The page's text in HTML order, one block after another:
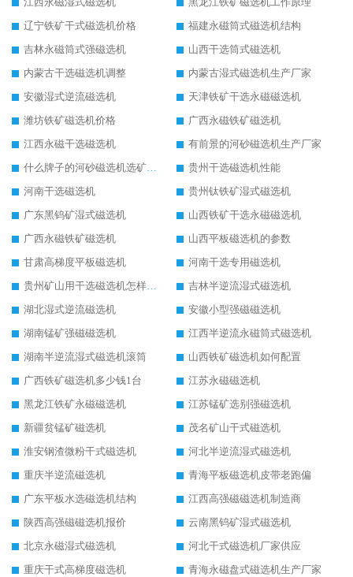
辽宁铁矿干式磁选机价格
福建永磁筒式磁选机结构
吉林永磁筒式强磁选机
山西干选筒式磁选机
内蒙古干选磁选机调整
内蒙古湿式磁选机生产厂家
安徽湿式逆流磁选机
天津铁矿干选永磁磁选机
潍坊铁矿磁选机价格
广西永磁铁矿磁选机
江西永磁干选磁选机
有前景的河砂磁选机生产厂家
什么牌子的河砂磁选机选矿效果好
贵州干选磁选机性能
河南干选磁选机
贵州钛铁矿湿式磁选机
广东黑钨矿湿式磁选机
山西铁矿干选永磁磁选机
广西永磁铁矿磁选机
山西平板磁选机的参数
甘肃高梯度平板磁选机
河南干选专用磁选机
贵州矿山用干选磁选机怎样调磁
吉林半逆流湿式磁选机
湖北湿式逆流磁选机
安徽小型强磁磁选机
湖南锰矿强磁磁选机
江西半逆流永磁筒式磁选机
湖南半逆流湿式磁选机滚筒
山西铁矿磁选机如何配置
广西铁矿磁选机多少钱1台
江苏永磁磁选机
黑龙江铁矿永磁磁选机
江苏锰矿选别强磁选机
新疆贫锰矿磁选机
茂名矿山干式磁选机
淮安钢渣微粉干式磁选机
河北半逆流湿式磁选机
重庆半逆流磁选机
青海平板磁选机皮带老跑偏
广东平板水选磁选机结构
江西高强磁磁选机制造商
陕西高强磁磁选机报价
云南黑钨矿湿式磁选机
北京永磁湿式磁选机
河北干式磁选机厂家供应
重庆干式高梯度磁选机
青海永磁盘式磁选机生产厂家